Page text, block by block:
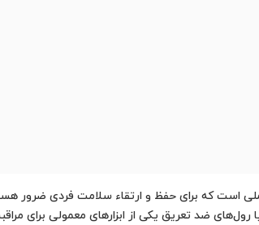
است که برای حفظ و ارتقاء سلامت فردی ضرور
رول‌های ضد تعریق یکی از ابزارهای معمولی برای